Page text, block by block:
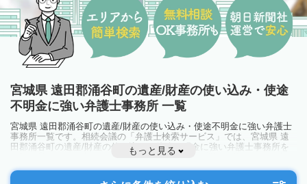
宮城県 遠田郡涌谷町の遺産/財産の使い込み・使途
不明金に強い弁護士事務所 一覧
宮城県 遠田郡涌谷町の遺産/財産の使い込み・使途不明金に強い弁護士
事務所一覧です。相続会議の「弁護士検索サービス」では、宮城県 遠
田郡涌谷町の遺産/財産の使い込み・使途不明金に強い弁護士事務所を
一覧で見ることが出来ます。相続のトラブルやお悩みを抱えている方は
一度近隣の弁護士に相談してみましょう。
もっと見る